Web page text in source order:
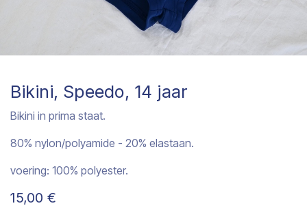
Bikini, Speedo, 14 jaar
Bikini in prima staat.
80% nylon/polyamide - 20% elastaan.
voering: 100% polyester.
15,00 €